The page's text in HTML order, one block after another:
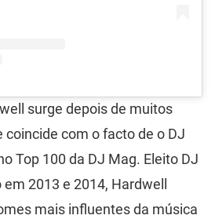
surge depois de muitos
coincide com o facto de o DJ
Top 100 da DJ Mag. Eleito DJ
2013 e 2014, Hardwell
mais influentes da música